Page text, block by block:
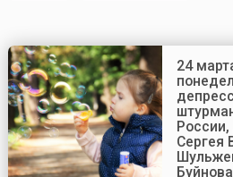
24
Сергея
Буйнова